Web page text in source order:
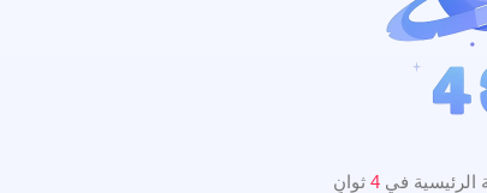
الرئيسية في3 ثوانٍ